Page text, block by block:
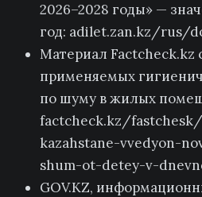
2026–2028 годы» —
год: adilet.zan.kz/rus/
Материал Factcheck.kz
применяемых
по шуму в жилых
factcheck.kz/
kazahstane-vvedyon-
shum-ot-detey-v-
GOV.KZ,